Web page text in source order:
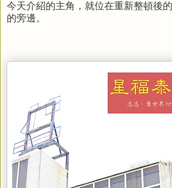
今天介紹的主角，就位在重新整頓後
的旁邊。